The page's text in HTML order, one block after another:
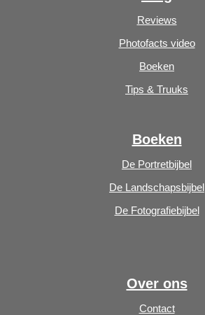
Reviews
Photofacts video
Boeken
Tips & Truuks
Boeken
De Portretbijbel
De Landschapsbijbel
De Fotografiebijbel
Over ons
Contact